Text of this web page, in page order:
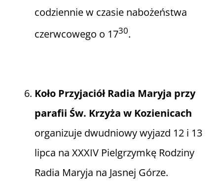
codziennie w czasie nabożeństwa
czerwcowego o 1730.
Koło Przyjaciół Radia Maryja przy
parafii Św. Krzyża w Kozienicach
organizuje dwudniowy wyjazd 12 i 13
lipca na XXXIV Pielgrzymkę Rodziny
Radia Maryja na Jasnej Górze.